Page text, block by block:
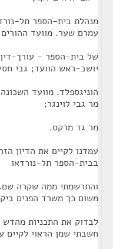
מנהלת בית-הספר תל-
עמרם שער. מוועד ההורים
של בית-הספר - עורך-
יושב-ראש הוועד; גבי
הוניגספלד. מוועד
מר גבי לוינגר;
מר גד מרקס.
עמדנו לקיים את הדיון
בבית-הספר תל-נורדאו
והתרשמתי ממה שקרה שם.
משום כך משרד הפנים
לבדוק את התכניות
חשבתי שמן הראוי לקיים